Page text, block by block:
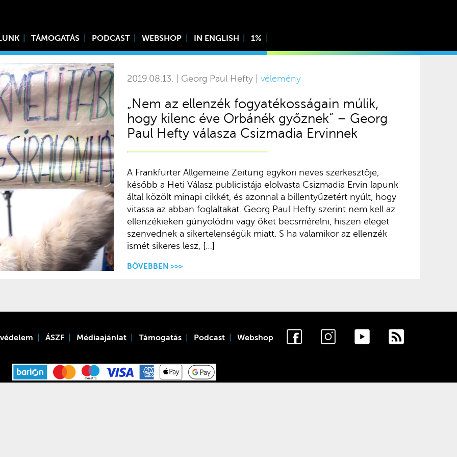
TÁMOGATÁS PODCAST WEBSHOP IN ENGLISH 1%
2019.08.13. | Georg Paul Hefty | vélemény
„Nem az ellenzék fogyatékosságain múlik,
hogy kilenc éve Orbánék győznek“ – Georg
Paul Hefty válasza Csizmadia Ervinnek
A Frankfurter Allgemeine Zeitung egykori neves szerkesztője,
később a Heti Válasz publicistája elolvasta Csizmadia Ervin lapunk
által közölt minapi cikkét, és azonnal a billentyűzetért nyúlt, hogy
vitassa az abban foglaltakat. Georg Paul Hefty szerint nem kell az
ellenzékieken gúnyolódni vagy őket becsmérelni, hiszen eleget
szenvednek a sikertelenségük miatt. S ha valamikor az ellenzék
ismét sikeres lesz, […]
BŐVEBBEN >>>
ÁSZF Médiaajánlat Támogatás Podcast Webshop